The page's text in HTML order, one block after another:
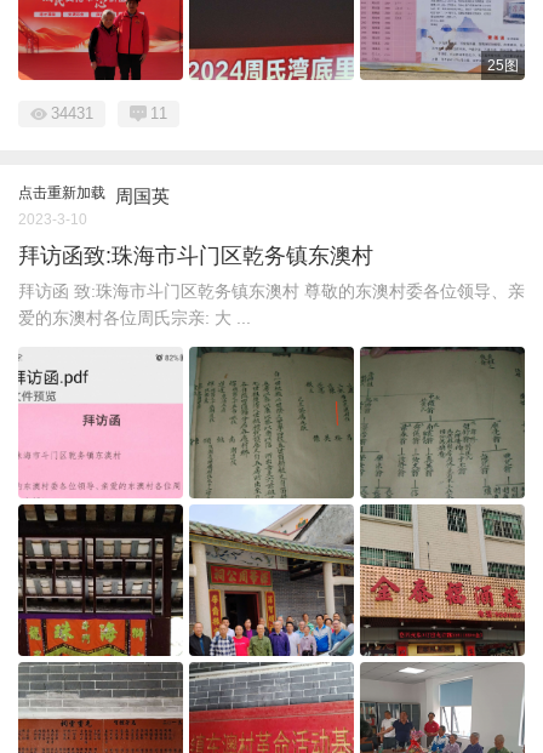
25图
34431 11
点击重新加载 周国英
2023-3-10
拜访函致:珠海市斗门区乾务镇东澳村
拜访函 致:珠海市斗门区乾务镇东澳村 尊敬的东澳村委各位领导、亲
爱的东澳村各位周氏宗亲: 大 ...